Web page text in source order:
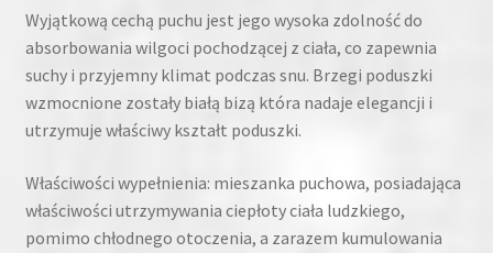
Wyjątkową cechą puchu jest jego wysoka zdolność do
absorbowania wilgoci pochodzącej z ciała, co zapewnia
suchy i przyjemny klimat podczas snu. Brzegi poduszki
wzmocnione zostały białą bizą która nadaje elegancji i
utrzymuje właściwy kształt poduszki.
Właściwości wypełnienia: mieszanka puchowa, posiadająca
właściwości utrzymywania ciepłoty ciała ludzkiego,
pomimo chłodnego otoczenia, a zarazem kumulowania